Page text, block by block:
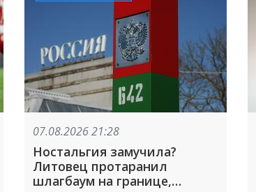
07.08.2026 21:28
Ностальгия замучила?
Литовец протаранил
шлагбаум на границе,